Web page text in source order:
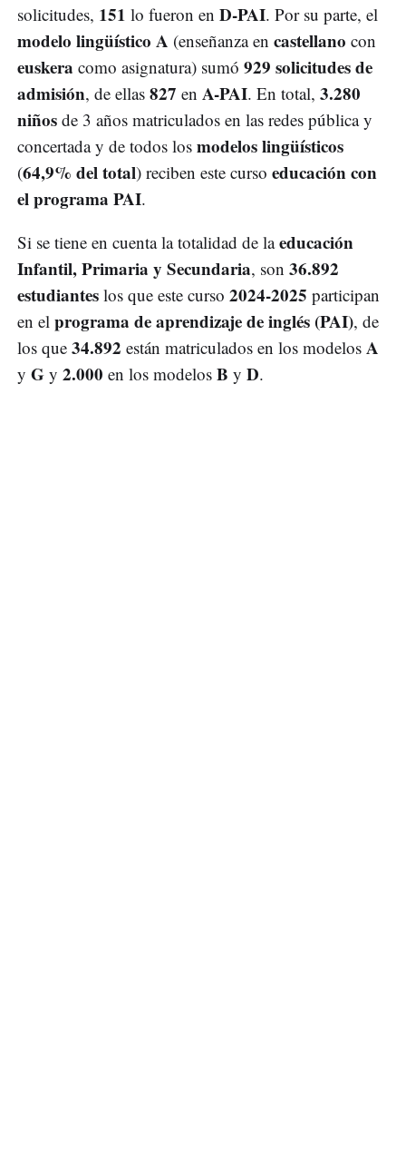
solicitudes, 151 lo fueron en D-PAI. Por su parte, el
modelo lingüístico A (enseñanza en castellano con
euskera como asignatura) sumó 929 solicitudes de
admisión, de ellas 827 en A-PAI. En total, 3.280
niños de 3 años matriculados en las redes pública y
concertada y de todos los modelos lingüísticos
(64,9% del total) reciben este curso educación con
el programa PAI.
Si se tiene en cuenta la totalidad de laeducación
Infantil, Primaria y Secundaria, son 36.892
estudiantes los que este curso 2024-2025 participan
en el programa de aprendizaje de inglés (PAI), de
los que 34.892 están matriculados en los modelos A
y G y 2.000 en los modelos B y D.